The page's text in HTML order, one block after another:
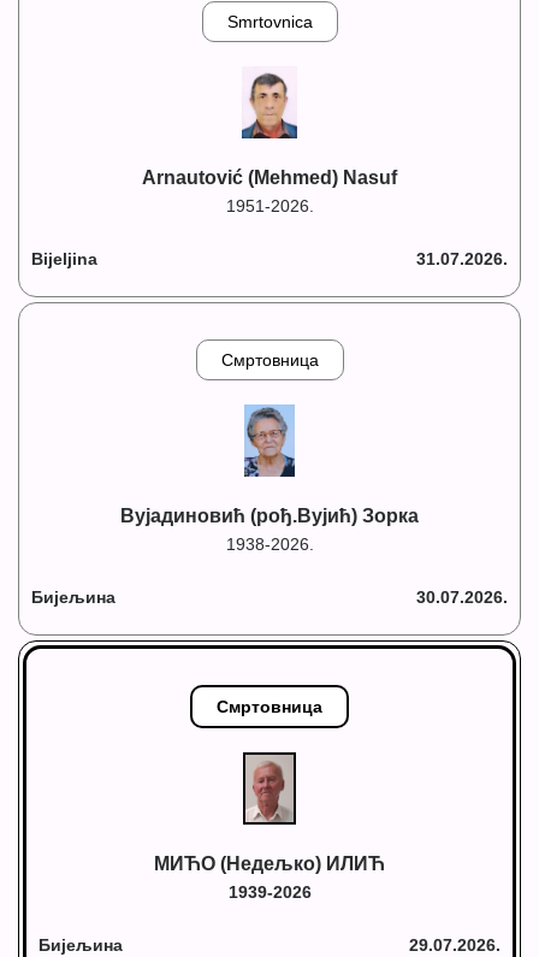
Smrtovnica
Arnautović (Mehmed) Nasuf
1951-2026.
Bijeljina 31.07.2026.
Смртовница
Вујадиновић (рођ.Вујић) Зорка
1938-2026.
Бијељина 30.07.2026.
Смртовница
МИЋО (Недељко) ИЛИЋ
1939-2026
Бијељина 29.07.2026.